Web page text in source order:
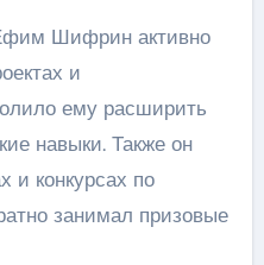
Шифрин активно
и
ему расширить
навыки. Также он
и конкурсах по
занимал призовые